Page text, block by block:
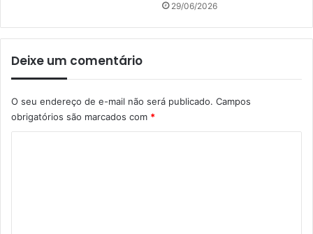
29/06/2026
Deixe um comentário
O seu endereço de e-mail não será publicado. Campos
obrigatórios são marcados com *